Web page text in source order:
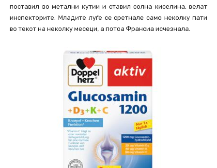
поставил во метални кутии и ставил солна киселина, велат
инспекторите. Младите луѓе се сретнале само неколку пати
во текот на неколку месеци, а потоа Франсиа исчезнала.